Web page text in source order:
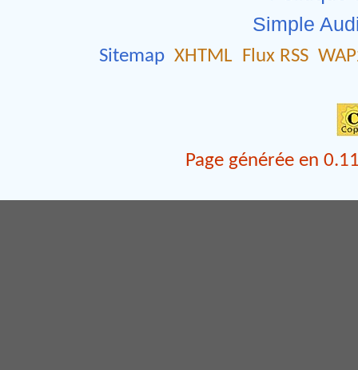
Simple
Sitemap XHTML Flux RSS
Page générée en